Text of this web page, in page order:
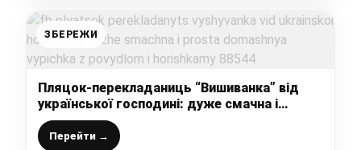
ЗБЕРЕЖИ
Пляцок-перекладаниць “Вишиванка” від
української господині: дуже смачна і
проста домашня випічка з повидлом і
горішками
Перейти →